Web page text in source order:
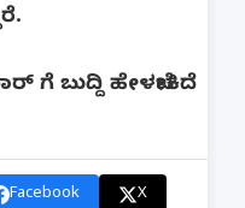
ಬುದ್ದಿ ಹೇಳಬೇಕಿದೆ
Facebook X